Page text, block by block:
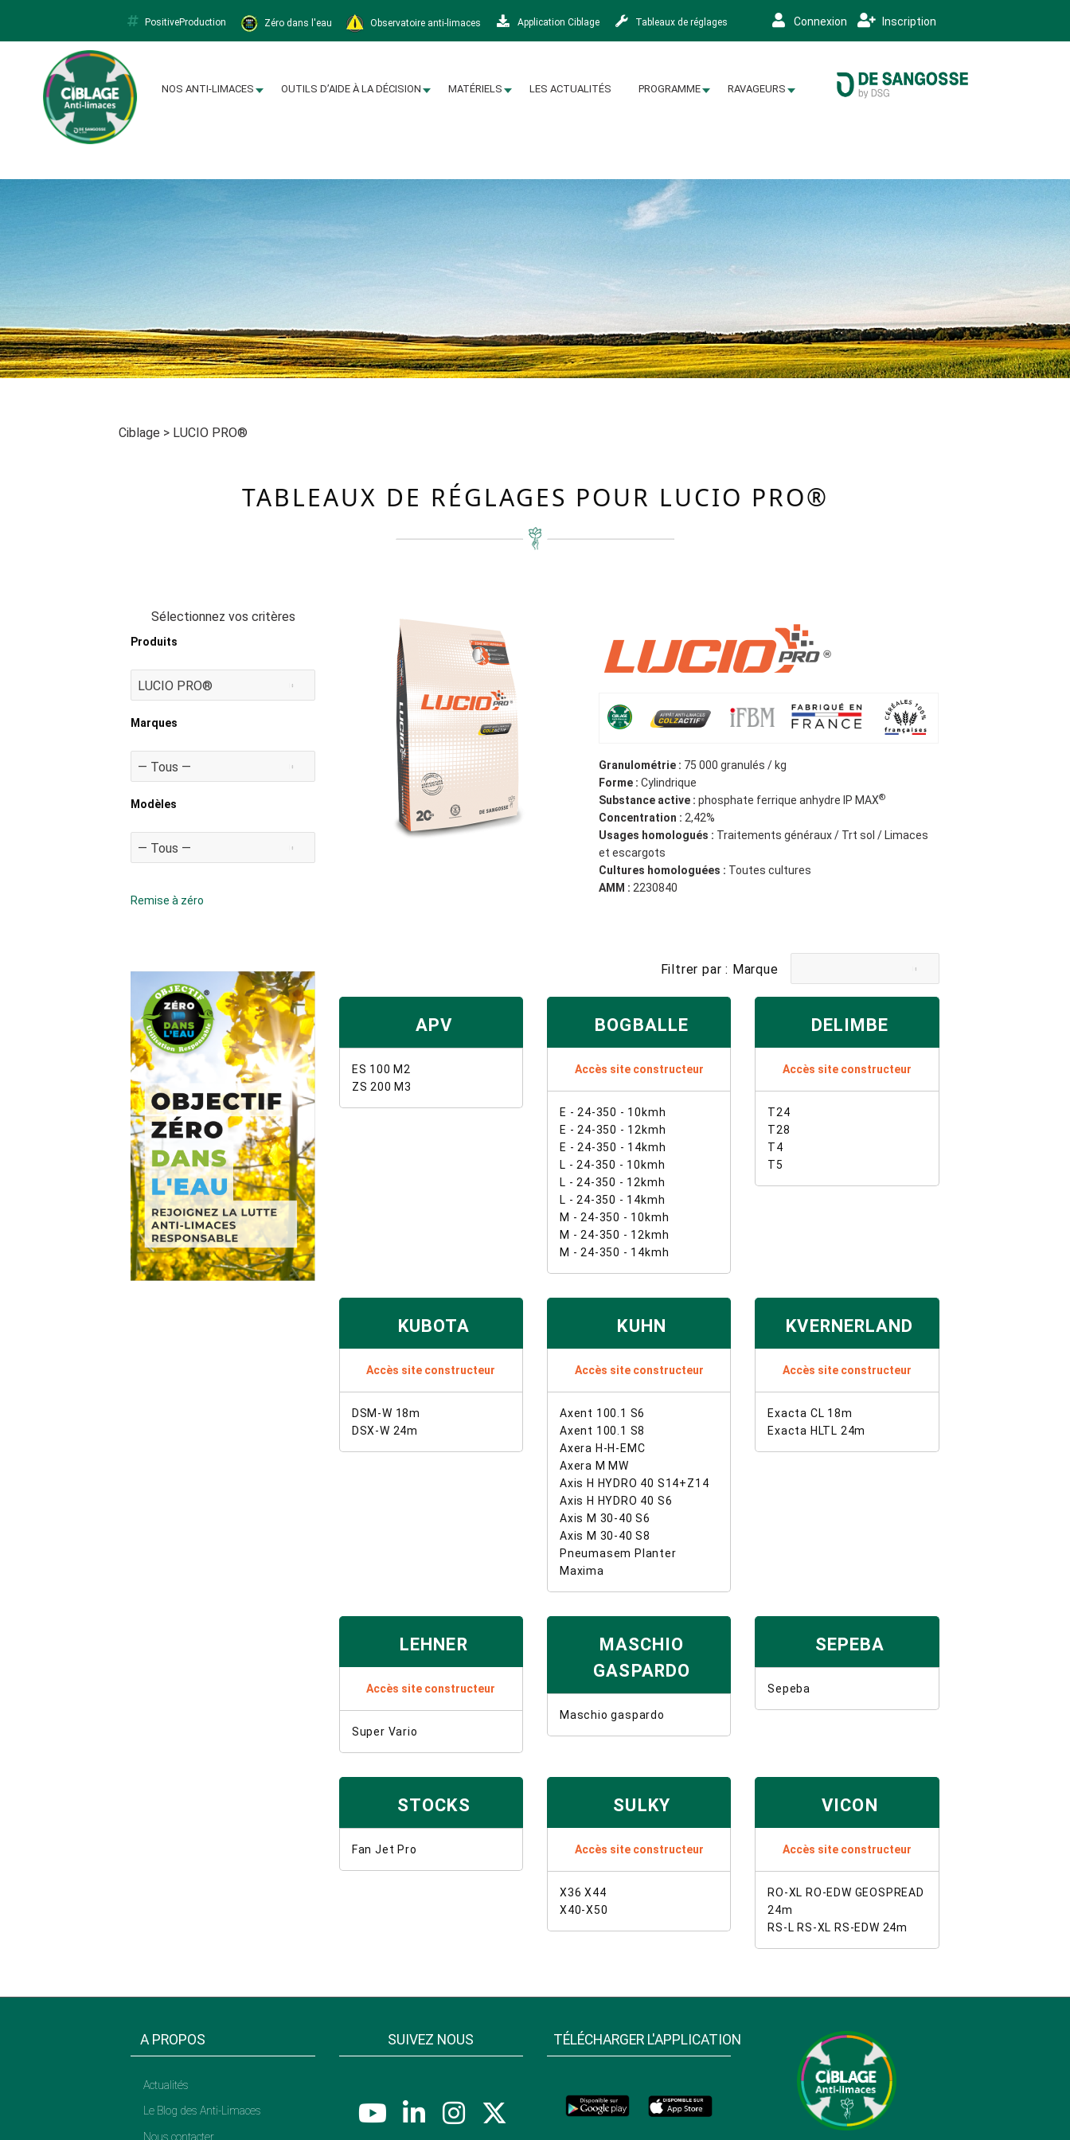
PositiveProduction Zéro dans l'eau Observatoire anti-limaces Application Ciblage Tableaux de réglages Connexion Inscription
NOS ANTI-LIMACES OUTILS D’AIDE À LA DÉCISION MATÉRIELS LES ACTUALITÉS PROGRAMME RAVAGEURS
Ciblage > LUCIO PRO®
TABLEAUX DE RÉGLAGES POUR LUCIO PRO®
Sélectionnez vos critères
Produits
Marques
Modèles
Remise à zéro
Granulométrie : 75 000 granulés / kg
Forme : Cylindrique
Substance active :phosphate ferrique anhydre IP MAX®
Concentration : 2,42%
Usages homologués : Traitements généraux / Trt sol / Limaces
et escargots
Cultures homologuées : Toutes cultures
AMM : 2230840
Filtrer par : Marque
APV
ES 100 M2
ZS 200 M3
BOGBALLE
Accès site constructeur
E - 24-350 - 10kmh
E - 24-350 - 12kmh
E - 24-350 - 14kmh
L - 24-350 - 10kmh
L - 24-350 - 12kmh
L - 24-350 - 14kmh
M - 24-350 - 10kmh
M - 24-350 - 12kmh
M - 24-350 - 14kmh
DELIMBE
Accès site constructeur
T24
T28
T4
T5
KUBOTA
Accès site constructeur
DSM-W 18m
DSX-W 24m
KUHN
Accès site constructeur
Axent 100.1 S6
Axent 100.1 S8
Axera H-H-EMC
Axera M MW
Axis H HYDRO 40 S14+Z14
Axis H HYDRO 40 S6
Axis M 30-40 S6
Axis M 30-40 S8
Pneumasem Planter
Maxima
KVERNERLAND
Accès site constructeur
Exacta CL 18m
Exacta HLTL 24m
LEHNER
Accès site constructeur
Super Vario
MASCHIO
GASPARDO
Maschio gaspardo
SEPEBA
Sepeba
STOCKS
Fan Jet Pro
SULKY
Accès site constructeur
X36 X44
X40-X50
VICON
Accès site constructeur
RO-XL RO-EDW GEOSPREAD
24m
RS-L RS-XL RS-EDW 24m
A PROPOS
Actualités
Le Blog des Anti-Limaces
Nous contacter
SUIVEZ NOUS TÉLÉCHARGER L'APPLICATION